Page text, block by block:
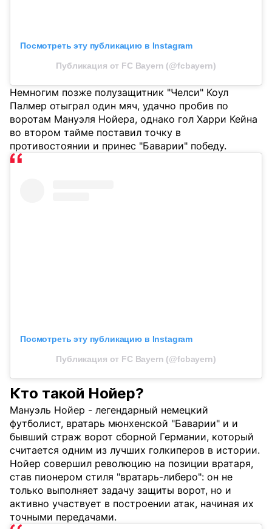
Посмотреть эту публикацию в Instagram
Публикация от FC Bayern (@fcbayern)
Немногим позже полузащитник "Челси" Коул
Палмер отыграл один мяч, удачно пробив по
воротам Мануэля Нойера, однако гол Харри Кейна
во втором тайме поставил точку в
противостоянии и принес "Баварии" победу.
Посмотреть эту публикацию в Instagram
Публикация от FC Bayern (@fcbayern)
Кто такой Нойер?
Мануэль Нойер - легендарный немецкий
футболист, вратарь мюнхенской "Баварии" и и
бывший страж ворот сборной Германии, который
считается одним из лучших голкиперов в истории.
Нойер совершил революцию на позиции вратаря,
став пионером стиля "вратарь-либеро": он не
только выполняет задачу защиты ворот, но и
активно участвует в построении атак, начиная их
точными передачами.